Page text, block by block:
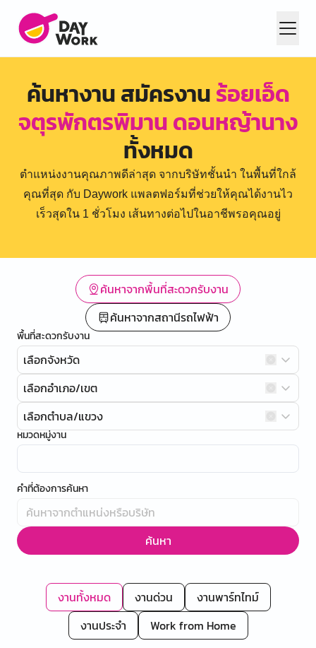
ค้นหางาน สมัครงานร้อยเอ็ด
จตุรพักตรพิมาน ดอนหญ้านาง
ทั้งหมด
ตำแหน่งงานคุณภาพดีล่าสุด จากบริษัทชั้นนำ ในพื้นที่ใกล้
คุณที่สุด กับ Daywork แพลตฟอร์มที่ช่วยให้คุณได้งานไว
เร็วสุดใน 1 ชั่วโมง เส้นทางต่อไปในอาชีพรอคุณอยู่
ค้นหาจากพื้นที่สะดวกรับงาน
ค้นหาจากสถานีรถไฟฟ้า
พื้นที่สะดวกรับงาน
เลือกจังหวัด
เลือกอำเภอ/เขต
เลือกตำบล/แขวง
หมวดหมู่งาน
คำที่ต้องการค้นหา
ค้นหา
งานทั้งหมด งานด่วน
งานพาร์ทไทม์
งานประจำ
Work from Home